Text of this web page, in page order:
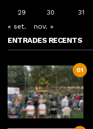
29 30 31
« set. nov. »
ENTRADES RECENTS
01